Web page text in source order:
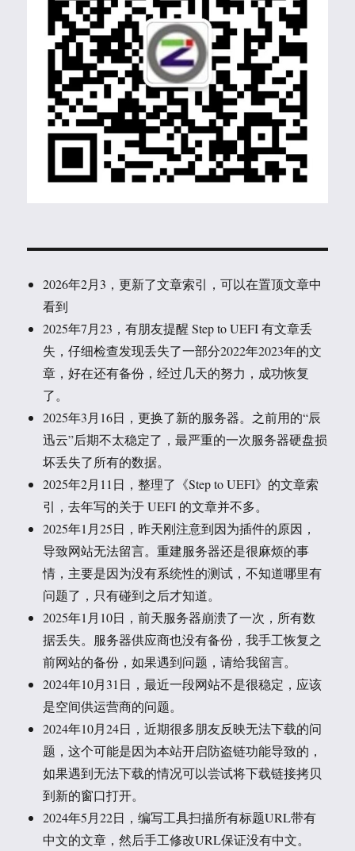
2026年2月3，更新了文章索引，可以在置顶文章中
看到
2025年7月23，有朋友提醒 Step to UEFI 有文章丢
失，仔细检查发现丢失了一部分2022年2023年的文
章，好在还有备份，经过几天的努力，成功恢复
了。
2025年3月16日，更换了新的服务器。之前用的“辰
迅云”后期不太稳定了，最严重的一次服务器硬盘损
坏丢失了所有的数据。
2025年2月11日，整理了《Step to UEFI》的文章索
引，去年写的关于 UEFI 的文章并不多。
2025年1月25日，昨天刚注意到因为插件的原因，
导致网站无法留言。重建服务器还是很麻烦的事
情，主要是因为没有系统性的测试，不知道哪里有
问题了，只有碰到之后才知道。
2025年1月10日，前天服务器崩溃了一次，所有数
据丢失。服务器供应商也没有备份，我手工恢复之
前网站的备份，如果遇到问题，请给我留言。
2024年10月31日，最近一段网站不是很稳定，应该
是空间供运营商的问题。
2024年10月24日，近期很多朋友反映无法下载的问
题，这个可能是因为本站开启防盗链功能导致的，
如果遇到无法下载的情况可以尝试将下载链接拷贝
到新的窗口打开。
2024年5月22日，编写工具扫描所有标题URL带有
中文的文章，然后手工修改URL保证没有中文。